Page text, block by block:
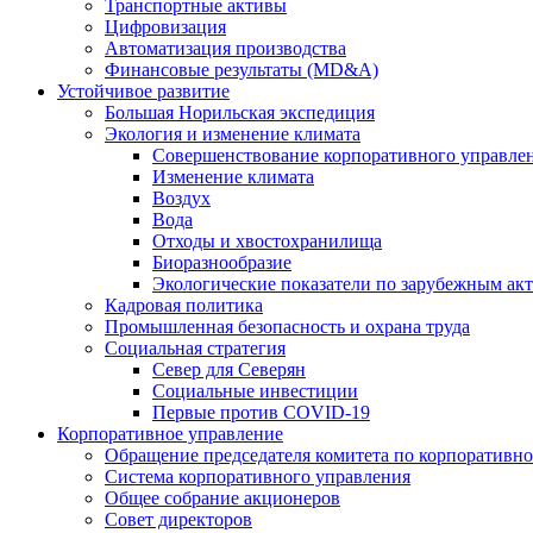
Транспортные активы
Цифровизация
Автоматизация производства
Финансовые результаты (MD&A)
Устойчивое развитие
Большая Норильская экспедиция
Экология и изменение климата
Совершенствование корпоративного
Изменение климата
Воздух
Вода
Отходы и хвостохранилища
Биоразнообразие
Экологические показатели по зарубежным
Кадровая политика
Промышленная безопасность и охрана труда
Социальная стратегия
Север для Северян
Социальные инвестиции
Первые против COVID‑19
Корпоративное управление
Обращение председателя комитета по
Система корпоративного управления
Общее собрание акционеров
Совет директоров